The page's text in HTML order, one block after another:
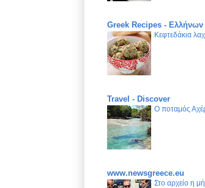
Greek Recipes - Ελλήνων
Κεφτεδάκια
Travel - Discover
Ο ποταμός
www.newsgreece.eu
Στο αρχείο η